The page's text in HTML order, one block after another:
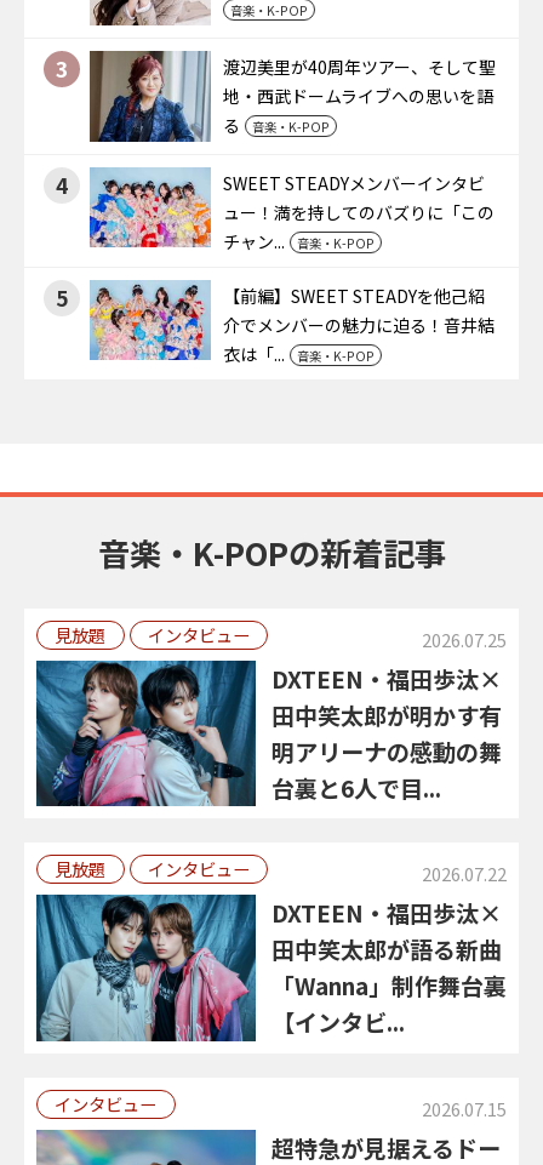
音楽・K-POP
3
渡辺美里が40周年ツアー、そして聖
地・西武ドームライブへの思いを語
る
音楽・K-POP
4
SWEET STEADYメンバーインタビ
ュー！満を持してのバズりに「この
チャン...
音楽・K-POP
5
【前編】SWEET STEADYを他己紹
介でメンバーの魅力に迫る！音井結
衣は「...
音楽・K-POP
音楽・K-POPの新着記事
見放題 インタビュー 2026.07.25
DXTEEN・福田歩汰×
田中笑太郎が明かす有
明アリーナの感動の舞
台裏と6人で目...
見放題 インタビュー 2026.07.22
DXTEEN・福田歩汰×
田中笑太郎が語る新曲
「Wanna」制作舞台裏
【インタビ...
インタビュー 2026.07.15
超特急が見据えるドー